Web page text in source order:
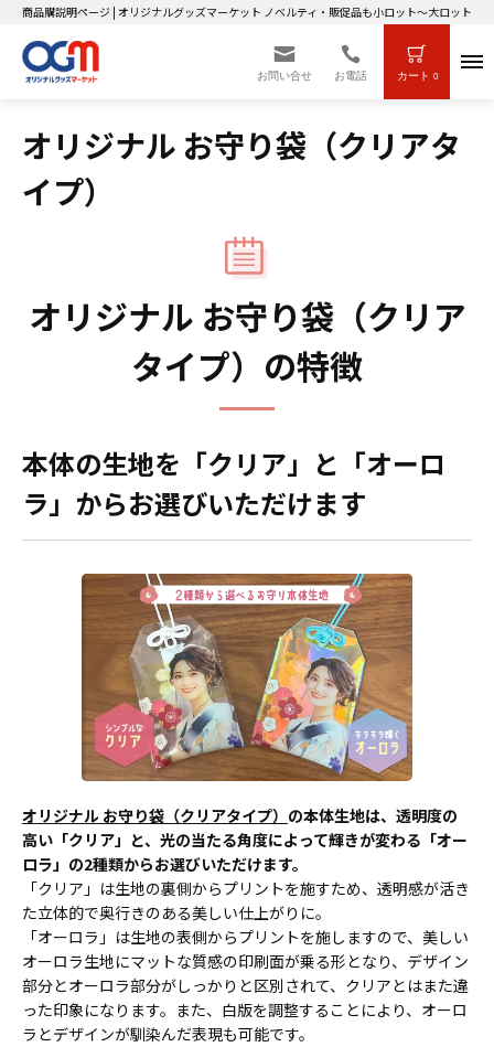
商品購説明ページ | オリジナルグッズマーケット ノベルティ・販促品も小ロット～大ロットま
お問い合せ お電話 カート 0
オリジナル お守り袋（クリアタ
イプ）
オリジナル お守り袋（クリア
タイプ）の特徴
本体の生地を「クリア」と「オーロ
ラ」からお選びいただけます
オリジナル お守り袋（クリアタイプ） の本体生地は、透明度の
高い「クリア」と、光の当たる角度によって輝きが変わる「オー
ロラ」の2種類からお選びいただけます。
「クリア」は生地の裏側からプリントを施すため、透明感が活き
た立体的で奥行きのある美しい仕上がりに。
「オーロラ」は生地の表側からプリントを施しますので、美しい
オーロラ生地にマットな質感の印刷面が乗る形となり、デザイン
部分とオーロラ部分がしっかりと区別されて、クリアとはまた違
った印象になります。また、白版を調整することにより、オーロ
ラとデザインが馴染んだ表現も可能です。